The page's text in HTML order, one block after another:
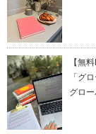
【無料
「グ
グロ